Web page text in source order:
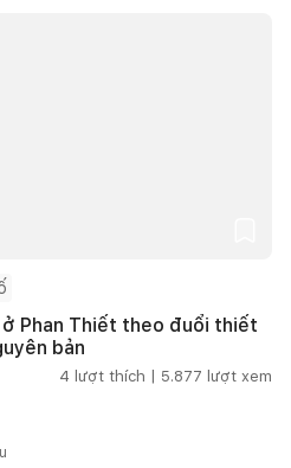
Phan Thiết theo đuổi thiết
bản
4 lượt thích | 5.877 lượt xem